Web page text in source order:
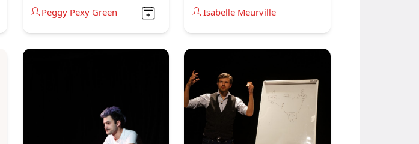
Peggy Pexy Green
Isabelle Meurville